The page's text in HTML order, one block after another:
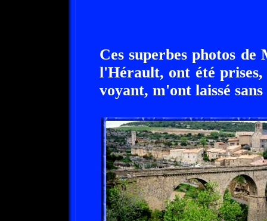
Ces superbes photos
l'Hérault, ont été
voyant, m'ont laissé